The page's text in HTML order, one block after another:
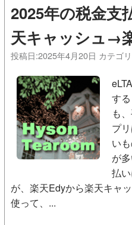
2025年の税金
天キャッシュ→
投稿日:2025年4月20日 カテゴ
す
も
プ
い
が
払
が、楽天Edyから楽天キャ
使って、...